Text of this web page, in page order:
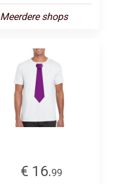
Meerdere shops
€ 16.99